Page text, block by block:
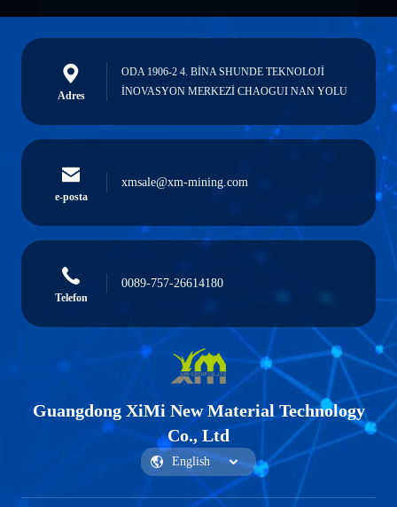
Adres
ODA 1906-2 4. BİNA SHUNDE TEKNOLOJİ
İNOVASYON MERKEZİ CHAOGUI NAN YOLU
e-posta
xmsale@xm-mining.com
Telefon
0089-757-26614180
Guangdong XiMi New Material Technology
Co., Ltd